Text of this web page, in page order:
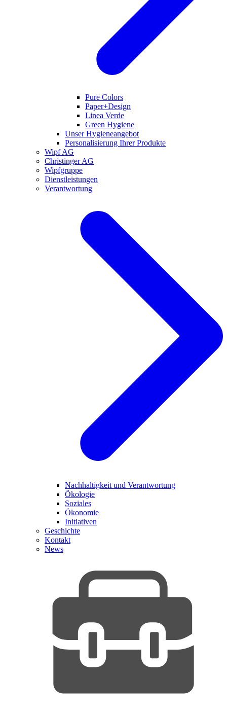
Pure Colors
Paper+Design
Linea Verde
Green Hygiene
Unser Hygieneangebot
Personalisierung Ihrer Produkte
Wipf AG
Christinger AG
Wipfgruppe
Dienstleistungen
Verantwortung
Nachhaltigkeit und Verantwortung
Ökologie
Soziales
Ökonomie
Initiativen
Geschichte
Kontakt
News